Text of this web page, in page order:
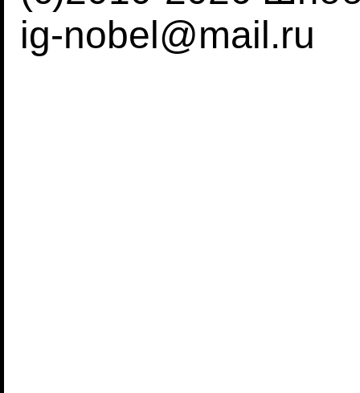
ig-nobel@mail.ru